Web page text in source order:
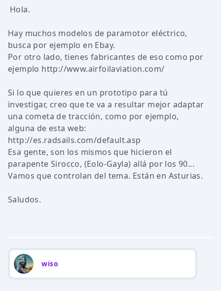
Hola.
Hay muchos modelos de paramotor eléctrico,
busca por ejemplo en Ebay.
Por otro lado, tienes fabricantes de eso como por
ejemplo http://www.airfoilaviation.com/
Si lo que quieres en un prototipo para tú
investigar, creo que te va a resultar mejor adaptar
una cometa de tracción, como por ejemplo,
alguna de esta web:
http://es.radsails.com/default.asp
Esa gente, son los mismos que hicieron el
parapente Sirocco, (Eolo-Gayla) allá por los 90...
Vamos que controlan del tema. Están en Asturias.
Saludos.
wiso